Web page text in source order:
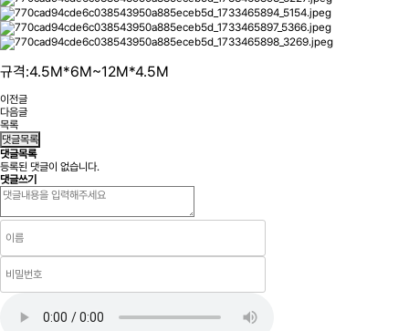
규격:4.5M*6M~12M*4.5M
이전글
다음글
목록
댓글목록
댓글목록
등록된 댓글이 없습니다.
댓글쓰기